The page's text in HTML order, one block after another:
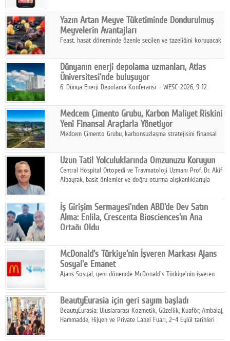
ekonomi ile gerçek dünya alışveriş deneyimi arasında köprü
kurmayı hedefleyen vizyonuyla uluslararası pazarlara açılıyor.
Yazın Artan Meyve Tüketiminde Dondurulmuş
Meyvelerin Avantajları
Feast, hasat döneminde özenle seçilen ve tazeliğini koruyacak
pratik, güvenilir ve lezzetli bir alternatif sunuyor.
Dünyanın enerji depolama uzmanları, Atlas
Üniversitesi'nde buluşuyor
6. Dünya Enerji Depolama Konferansı – WESC-2026, 9-12
sahipliğinde gerçekleştirilecek.
Medcem Çimento Grubu, Karbon Maliyet Riskini
Yeni Finansal Araçlarla Yönetiyor
Medcem Çimento Grubu, karbonsuzlaşma stratejisini finansal
Uzun Tatil Yolculuklarında Omzunuzu Koruyun
Central Hospital Ortopedi ve Travmatoloji Uzmanı Prof. Dr. Akif
Albayrak, basit önlemler ve doğru oturma alışkanlıklarıyla
İş Girişim Sermayesi'nden ABD'de Dev Satın
Alma: Enlila, Crescenta Biosciences'ın Ana
Ortağı Oldu
stratejisini uluslararası ölçeğe taşıyan satın alma hamlesini
tamamladı.
McDonald's Türkiye'nin İşveren Markası Ajans
Sosyal'e Emanet
Ajans Sosyal, yeni dönemde McDonald's Türkiye'nin işveren
BeautyEurasia için geri sayım başladı
BeautyEurasia: Uluslararası Kozmetik, Güzellik, Kuaför, Ambalaj,
Hammadde, Hijyen ve Private Label Fuarı, 2–4 Eylül tarihleri